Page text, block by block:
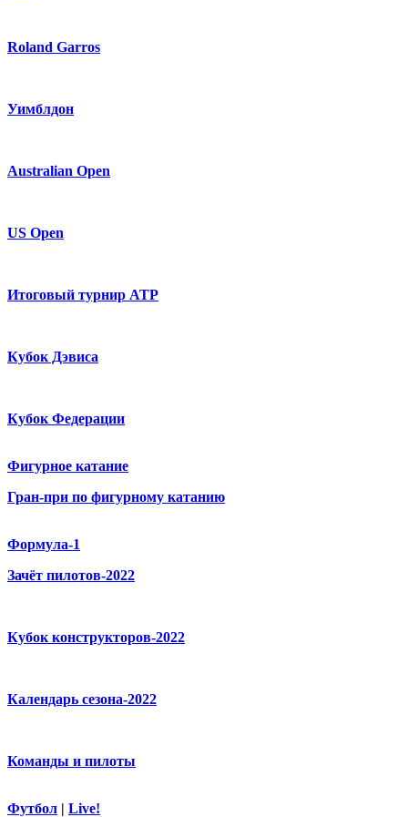
Roland Garros
Уимблдон
Australian Open
US Open
Итоговый турнир ATP
Кубок Дэвиса
Кубок Федерации
Фигурное катание
Гран-при по фигурному катанию
Формула-1
Зачёт пилотов-2022
Кубок конструкторов-2022
Календарь сезона-2022
Команды и пилоты
Футбол | Live!